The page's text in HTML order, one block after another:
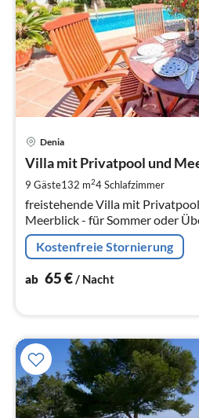
Denia
Villa mit Privatpool und
9 Gäste132 m24Schlafzimmer
freistehende Villa mit
Meerblick - für Sommer oder
Kostenfreie Stornierung
ab 65€/ Nacht